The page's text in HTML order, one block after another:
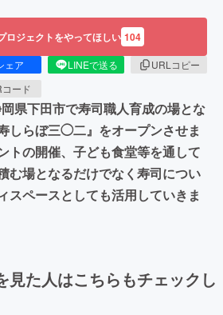
ロジェクトをやってほしい 104
ェア LINEで送る
URLコピー
ード
県下田市で寿司職人育成の場とな
しらぼ三◯二』をオープンさせま
トの開催、子ども食堂等を通して
む場となるだけでなく寿司につい
スペースとしても活用していきま
見た人はこちらもチェックし